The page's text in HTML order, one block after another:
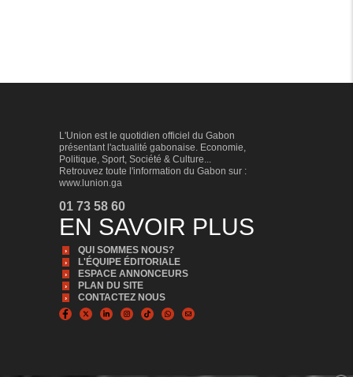
L'Union est le quotidien officiel du Gabon
présentant l'actualité gabonaise. Economie,
Politique, Sport, Société & Culture...
Retrouvez toute l'information du Gabon sur :
www.lunion.ga
01 73 58 60
EN SAVOIR PLUS
QUI SOMMES NOUS?
L'ÉQUIPE ÉDITORIALE
ESPACE ANNONCEURS
PLAN DU SITE
CONTACTEZ NOUS